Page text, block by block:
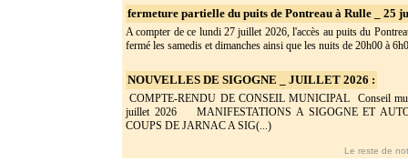
fermeture partielle du puits de Pontreau à Rulle _ 25
A compter de ce lundi 27 juillet 2026, l'accès au puits du
fermé les samedis et dimanches ainsi que les nuits de 20h00 à
NOUVELLES DE SIGOGNE _ JUILLET 2026 :
COMPTE-RENDU DE CONSEIL MUNICIPAL Conseil
juillet 2026 MANIFESTATIONS A SIGOGNE ET
COUPS DE JARNAC A SIG(...)
Le reste de